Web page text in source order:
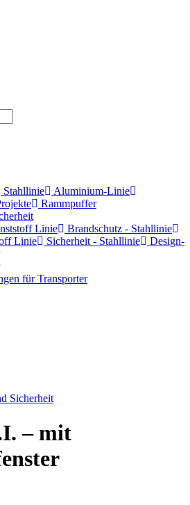
Stahllinie
Aluminium-Linie
Rammpuffer
Linie
Brandschutz - Stahllinie
Linie
Sicherheit - Stahllinie
Design-
für Transporter
Sicherheit
– mit